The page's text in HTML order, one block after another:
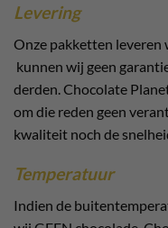
Levering
Onze pakketten leveren
kunnen wij geen
derden. Chocolate
om die reden geen
kwaliteit noch de
Temperatuur
Indien de